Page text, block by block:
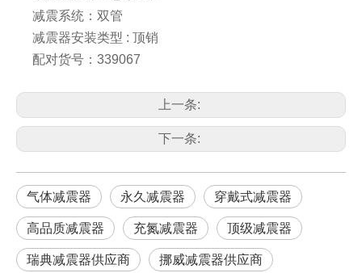
减震系统：双管
减震器安装类型 : 顶销
配对货号：339067
上一条:
下一条:
气体减震器 永久减震器 穿戴式减震器
高品质减震器 充氮减震器 顶级减震器
瑞典减震器供应商 挪威减震器供应商